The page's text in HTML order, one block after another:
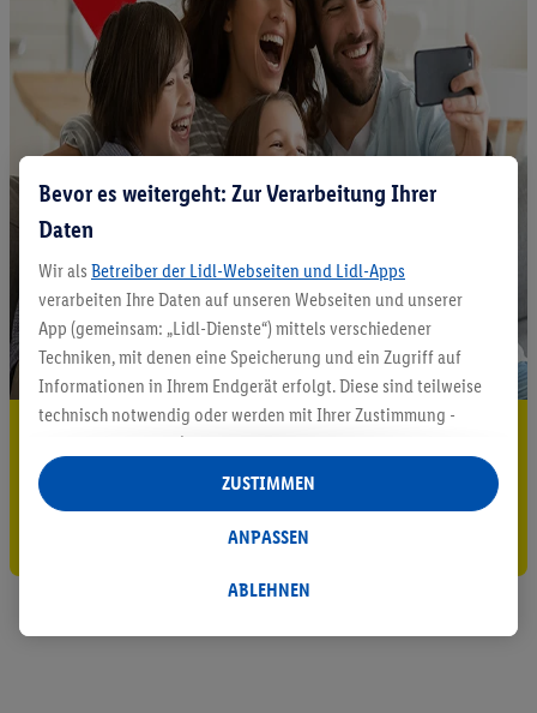
5.95 € Versand sparen³²ᵃ
Jetzt zum Newsletter anmelden
Gutschein sichern!
Bevor es weitergeht: Zur Verarbeitung Ihrer
Daten
Wir als Betreiber der Lidl-Webseiten und Lidl-Apps
verarbeiten Ihre Daten auf unseren Webseiten und unserer
App (gemeinsam: „Lidl-Dienste“) mittels verschiedener
Techniken, mit denen eine Speicherung und ein Zugriff auf
Informationen in Ihrem Endgerät erfolgt. Diese sind teilweise
technisch notwendig oder werden mit Ihrer Zustimmung -
auch durch Partner (u.a.
Verantwortliche; im Zusammenhang mit dem IAB TCF
insgesamt
Statistik-Erstellung oder für personalisierte Werbung
Datenverarbeitungen für personalisierte Werbung werden
ABLEHNEN
ANPASSEN
ZUSTIMMEN